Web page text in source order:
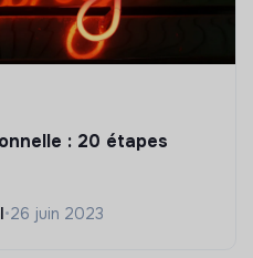
: 20 étapes
•26 juin 2023